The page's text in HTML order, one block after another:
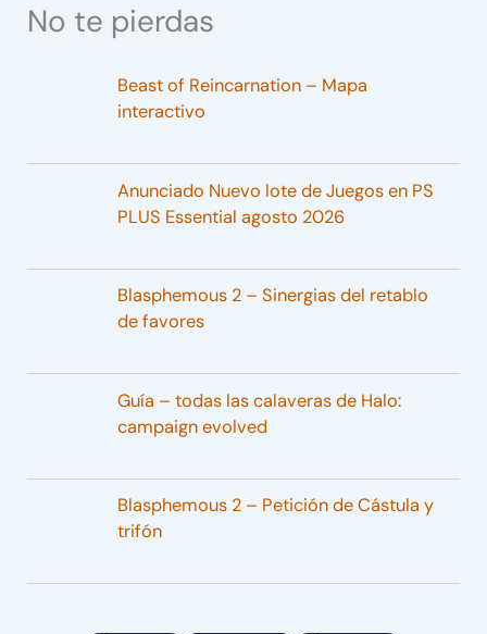
No te pierdas
Beast of Reincarnation – Mapa
interactivo
Anunciado Nuevo lote de Juegos en PS
PLUS Essential agosto 2026
Blasphemous 2 – Sinergias del retablo
de favores
Guía – todas las calaveras de Halo:
campaign evolved
Blasphemous 2 – Petición de Cástula y
trifón